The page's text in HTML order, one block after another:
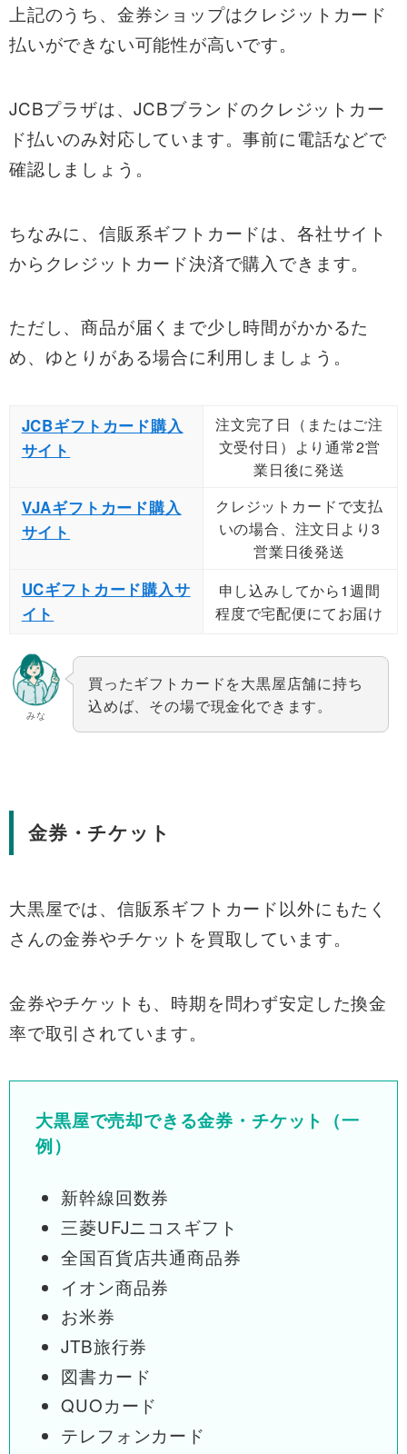
上記のうち、金券ショップはクレジットカード
払いができない可能性が高いです。
JCBプラザは、JCBブランドのクレジットカー
ド払いのみ対応しています。事前に電話などで
確認しましょう。
ちなみに、信販系ギフトカードは、各社サイト
からクレジットカード決済で購入できます。
ただし、商品が届くまで少し時間がかかるた
め、ゆとりがある場合に利用しましょう。
JCBギフトカード購入
サイト
注文完了日（またはご注
文受付日）より通常2営
業日後に発送
VJAギフトカード購入
サイト
クレジットカードで支払
いの場合、注文日より3
営業日後発送
UCギフトカード購入サ
イト
申し込みしてから1週間
程度で宅配便にてお届け
みな
買ったギフトカードを大黒屋店舗に持ち
込めば、その場で現金化できます。
金券・チケット
大黒屋では、信販系ギフトカード以外にもたく
さんの金券やチケットを買取しています。
金券やチケットも、時期を問わず安定した換金
率で取引されています。
大黒屋で売却できる金券・チケット（一
例）
新幹線回数券
三菱UFJニコスギフト
全国百貨店共通商品券
イオン商品券
お米券
JTB旅行券
図書カード
QUOカード
テレフォンカード